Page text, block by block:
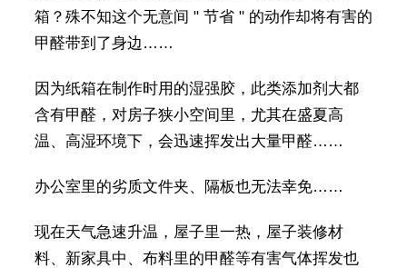
箱？殊不知这个无意间 " 节省 " 的动作却将有害的
甲醛带到了身边……
因为纸箱在制作时用的湿强胶，此类添加剂大都
含有甲醛，对房子狭小空间里，尤其在盛夏高
温、高湿环境下，会迅速挥发出大量甲醛……
办公室里的劣质文件夹、隔板也无法幸免……
现在天气急速升温，屋子里一热，屋子装修材
料、新家具中、布料里的甲醛等有害气体挥发也